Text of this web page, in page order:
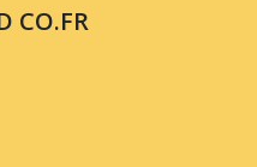
CO.FR